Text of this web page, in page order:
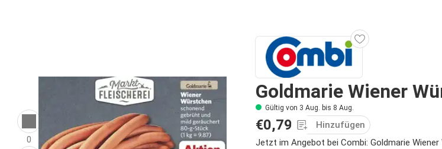
0
Goldmarie Wiener
Gültig von 3 Aug. bis 8 Aug.
€0,79
Hinzufügen
Jetzt im Angebot bei Combi: Goldmarie